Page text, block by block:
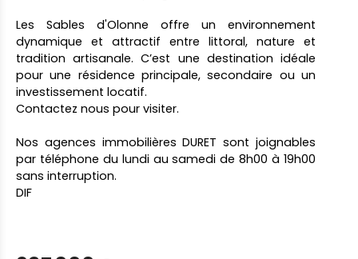
Les Sables d'Olonne offre un environnement
dynamique et attractif entre littoral, nature et
tradition artisanale. C’est une destination idéale
pour une résidence principale, secondaire ou un
investissement locatif.
Contactez nous pour visiter.
Nos agences immobilières DURET sont joignables
par téléphone du lundi au samedi de 8h00 à 19h00
sans interruption.
DIF